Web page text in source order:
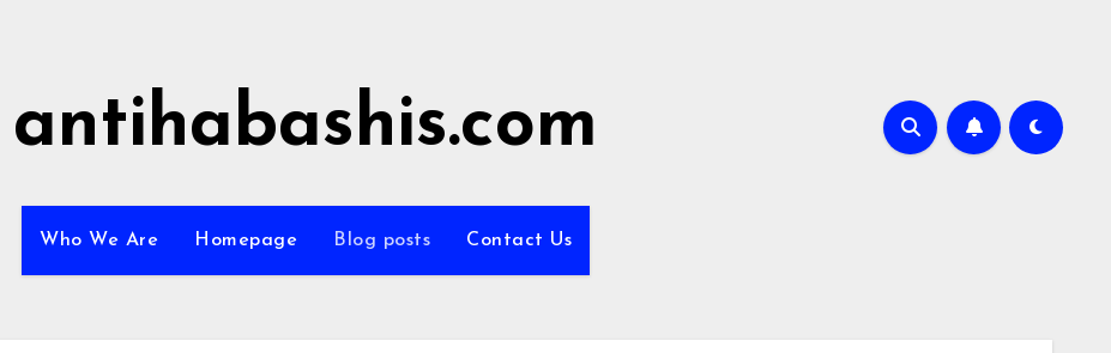
antihabashis.com
Who We Are Homepage Blog posts Contact Us